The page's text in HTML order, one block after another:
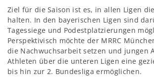
Ziel für die Saison ist es, in allen Ligen
halten. In den bayerischen Ligen sind
Tagessiege und Podestplatzierungen
Perspektivisch möchte der MRRC
die Nachwuchsarbeit setzen und jungen
Athleten über die unteren Ligen eine
bis hin zur 2. Bundesliga ermöglichen.